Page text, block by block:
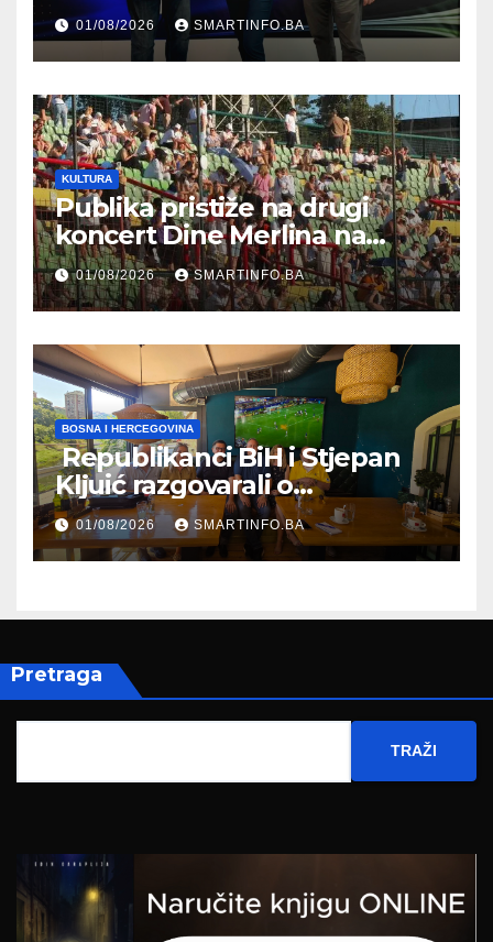
prisustvovao prezentaciji
Federalnog sajma
zapošljavanja
01/08/2026 SMARTINFO.BA
KULTURA
Publika pristiže na drugi
koncert Dine Merlina na
Koševu
01/08/2026 SMARTINFO.BA
BOSNA I HERCEGOVINA
Republikanci BiH i Stjepan
Kljuić razgovarali o
evropskom putu Bosne i
Hercegovine
01/08/2026 SMARTINFO.BA
Pretraga
TRAŽI